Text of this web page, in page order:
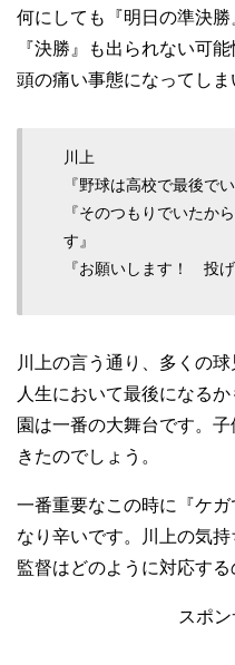
何にしても『明日の準決
『決勝』も出られない可
頭の痛い事態になってしま
川上
『野球は高校で最後で
『そのつもりでいたか
す』
『お願いします！ 投
川上の言う通り、多くの
人生において最後になる
園は一番の大舞台です。
きたのでしょう。
一番重要なこの時に『ケ
なり辛いです。川上の気
監督はどのように対応す
スポ